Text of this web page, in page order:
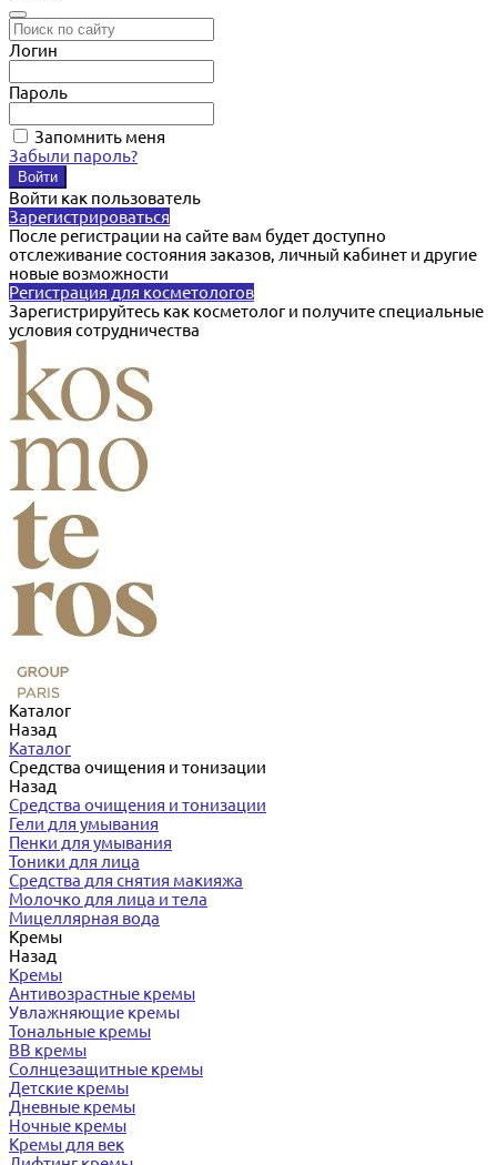
Логин
Пароль
Запомнить меня
Забыли пароль?
Войти как пользователь
Зарегистрироваться
После регистрации на сайте вам будет доступно
отслеживание состояния заказов, личный кабинет и другие
новые возможности
Регистрация для косметологов
Зарегистрируйтесь как косметолог и получите специальные
условия сотрудничества
Каталог
Назад
Каталог
Средства очищения и тонизации
Назад
Средства очищения и тонизации
Гели для умывания
Пенки для умывания
Тоники для лица
Средства для снятия макияжа
Молочко для лица и тела
Мицеллярная вода
Кремы
Назад
Кремы
Антивозрастные кремы
Увлажняющие кремы
Тональные кремы
BB кремы
Солнцезащитные кремы
Детские кремы
Дневные кремы
Ночные кремы
Кремы для век